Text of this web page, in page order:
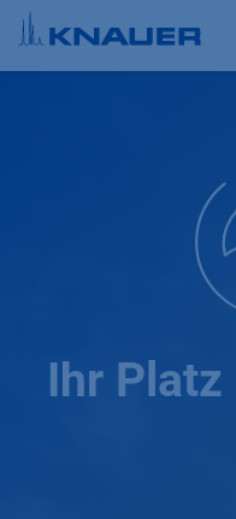
Zum Inhalt springen
Ihr Platz